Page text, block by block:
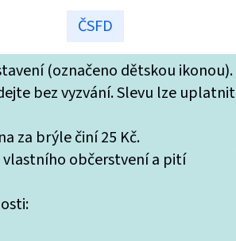
(označeno dětskou ikonou).
bez vyzvání. Slevu lze uplatnit
za brýle činí 25 Kč.
vlastního občerstvení a pití
ČSFD